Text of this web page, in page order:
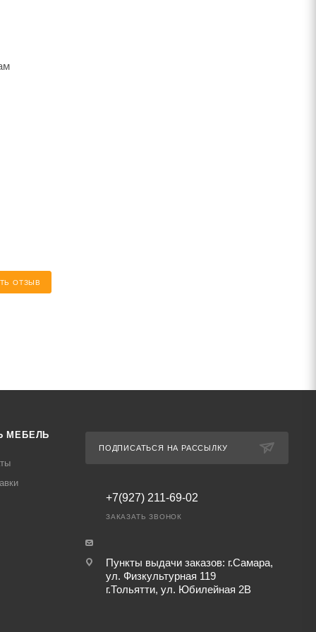
ОТЗЫВ
МЕБЕЛЬ
ПОДПИСАТЬСЯ НА РАССЫЛКУ
+7(927) 211-69-02
ЗАКАЗАТЬ ЗВОНОК
Пункты выдачи заказов: г.Самара,
ул. Физкультурная 119
г.Тольятти, ул. Юбилейная 2В